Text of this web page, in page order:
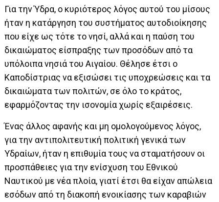
Για την Ύδρα, ο κυριότερος λόγος αυτού του μίσους
ήταν η κατάργηση του συστήματος αυτοδιοίκησης
που είχε ως τότε το νησί, αλλά και η παύση του
δικαιώματος είσπραξης των προσόδων από τα
υπόλοιπα νησιά του Αιγαίου. Θέλησε έτσι ο
Καποδίστριας να εξισώσει τις υποχρεώσεις και τα
δικαιώματα των πολιτών, σε όλο το κράτος,
εφαρμόζοντας την ισονομία χωρίς εξαιρέσεις.
Ένας άλλος αφανής και μη ομολογούμενος λόγος,
για την αντιπολιτευτική πολιτική γενικά των
Υδραίων, ήταν η επιθυμία τους να σταματήσουν οι
προσπάθειες για την ενίσχυση του Εθνικού
Ναυτικού με νέα πλοία, γιατί έτσι θα είχαν απώλεια
εσόδων από τη διακοπή ενοικίασης των καραβιών